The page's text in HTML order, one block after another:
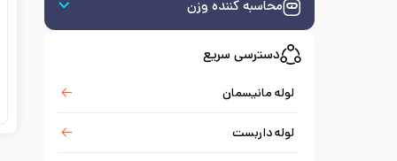
محاسبه کننده وزن
دسترسی سریع
لوله مانیسمان
لوله داربست